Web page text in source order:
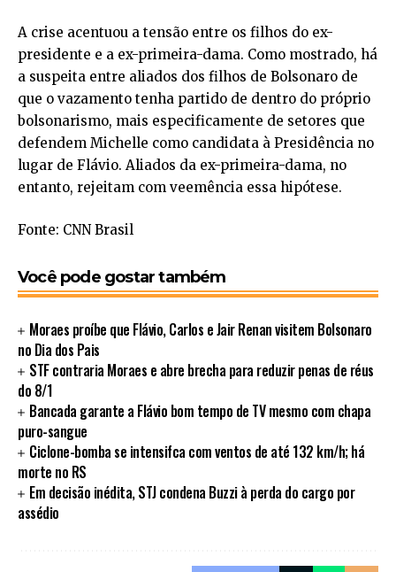
A crise acentuou a tensão entre os filhos do ex-
presidente e a ex-primeira-dama. Como mostrado, há
a suspeita entre aliados dos filhos de Bolsonaro de
que o vazamento tenha partido de dentro do próprio
bolsonarismo, mais especificamente de setores que
defendem Michelle como candidata à Presidência no
lugar de Flávio. Aliados da ex-primeira-dama, no
entanto, rejeitam com veemência essa hipótese.
Fonte: CNN Brasil
Você pode gostar também
Moraes proíbe que Flávio, Carlos e Jair Renan visitem Bolsonaro
no Dia dos Pais
STF contraria Moraes e abre brecha para reduzir penas de réus
do 8/1
Bancada garante a Flávio bom tempo de TV mesmo com chapa
puro-sangue
Ciclone-bomba se intensifca com ventos de até 132 km/h; há
morte no RS
Em decisão inédita, STJ condena Buzzi à perda do cargo por
assédio